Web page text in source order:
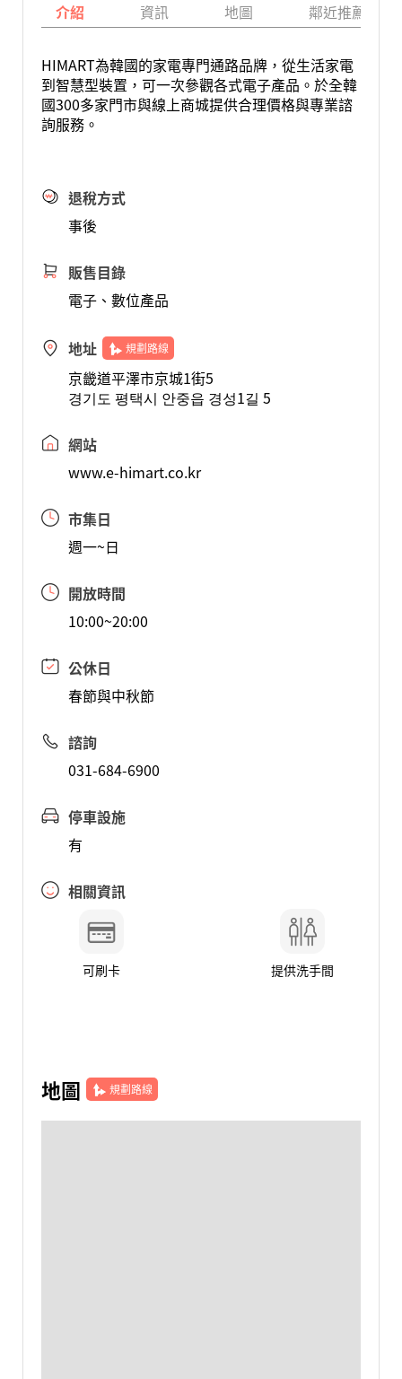
介紹 資訊 地圖 鄰近推薦景點
HIMART為韓國的家電專門通路品牌，從生活家電
到智慧型裝置，可一次參觀各式電子產品。於全韓
國300多家門市與線上商城提供合理價格與專業諮
詢服務。
退稅方式
事後
販售目錄
電子、數位產品
地址 規劃路線
京畿道平澤市京城1街5
경기도 평택시 안중읍 경성1길 5
網站
www.e-himart.co.kr
市集日
週一~日
開放時間
10:00~20:00
公休日
春節與中秋節
諮詢
031-684-6900
停車設施
有
相關資訊
可刷卡 提供洗手間
地圖 規劃路線